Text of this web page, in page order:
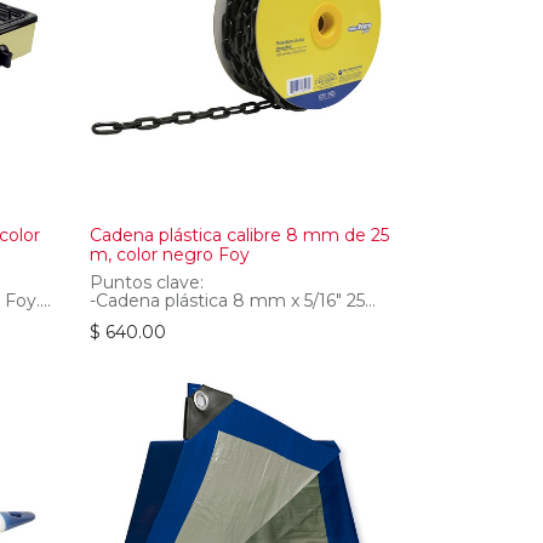
-
Cadena plástica calibre 8 mm de 25
m, color negro Foy
Puntos clave:
-Cadena plástica 8 mm x 5/16" 25
mt 80 kg negra Foy
-Polietileno de alta resistencia
Especificaciones técnicas:
-Color: Negro
-Diámetro De Eslabón: 8 Mm
-Grado: 4
-Límite De Carga De Trabajo: 80 Kg
-Longitud: 25 M
-Material: Polietileno
-Normas: Norma Para El
$ 640.00